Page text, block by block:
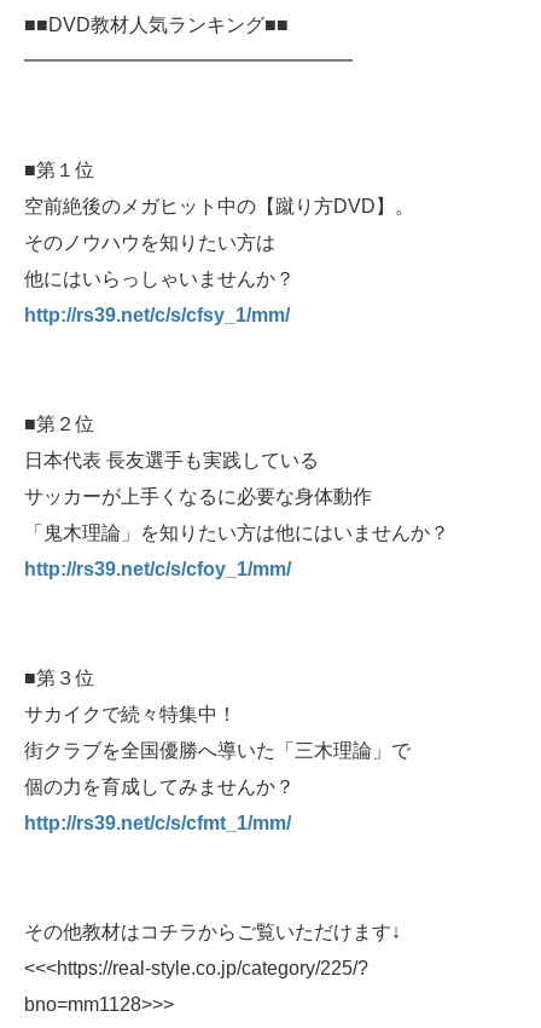
■■DVD教材人気ランキング■■
━━━━━━━━━━━━━━━━━
■第１位
空前絶後のメガヒット中の【蹴り方DVD】。
そのノウハウを知りたい方は
他にはいらっしゃいませんか？
http://rs39.net/c/s/cfsy_1/mm/
■第２位
日本代表 長友選手も実践している
サッカーが上手くなるに必要な身体動作
「鬼木理論」を知りたい方は他にはいませんか？
http://rs39.net/c/s/cfoy_1/mm/
■第３位
サカイクで続々特集中！
街クラブを全国優勝へ導いた「三木理論」で
個の力を育成してみませんか？
http://rs39.net/c/s/cfmt_1/mm/
その他教材はコチラからご覧いただけます↓
<<<https://real-style.co.jp/category/225/?
bno=mm1128>>>